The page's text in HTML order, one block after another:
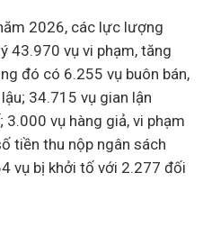
2026, các lực lượng
43.970 vụ vi phạm, tăng
đó có 6.255 vụ buôn bán,
34.715 vụ gian lận
vụ hàng giả, vi phạm
tiền thu nộp ngân sách
vụ bị khởi tố với 2.277 đối